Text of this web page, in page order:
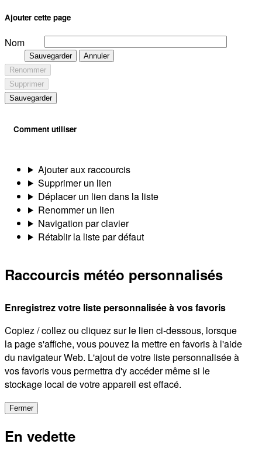
Ajouter cette page
Nom
Sauvegarder
Annuler
Renommer
Supprimer
Sauvegarder
Comment utiliser
Ajouter aux raccourcis
Supprimer un lien
Déplacer un lien dans la liste
Renommer un lien
Navigation par clavier
Rétablir la liste par défaut
Raccourcis météo personnalisés
Enregistrez votre liste personnalisée à vos favoris
Copiez / collez ou cliquez sur le lien ci-dessous, lorsque
la page s'affiche, vous pouvez la mettre en favoris à l'aide
du navigateur Web. L'ajout de votre liste personnalisée à
vos favoris vous permettra d'y accéder même si le
stockage local de votre appareil est effacé.
Fermer
En vedette